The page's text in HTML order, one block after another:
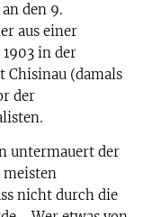
den 9.
aus einer
in der
Chisinau (damals
der
untermauert der
meisten
nicht durch die